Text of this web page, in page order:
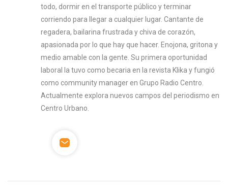
todo, dormir en el transporte público y terminar
corriendo para llegar a cualquier lugar. Cantante de
regadera, bailarina frustrada y chiva de corazón,
apasionada por lo que hay que hacer. Enojona, gritona y
medio amable con la gente. Su primera oportunidad
laboral la tuvo como becaria en la revista Klika y fungió
como community manager en Grupo Radio Centro.
Actualmente explora nuevos campos del periodismo en
Centro Urbano.